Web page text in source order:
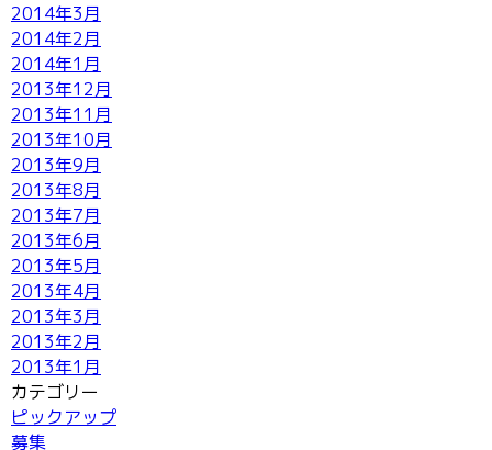
2014年3月
2014年2月
2014年1月
2013年12月
2013年11月
2013年10月
2013年9月
2013年8月
2013年7月
2013年6月
2013年5月
2013年4月
2013年3月
2013年2月
2013年1月
カテゴリー
ピックアップ
募集